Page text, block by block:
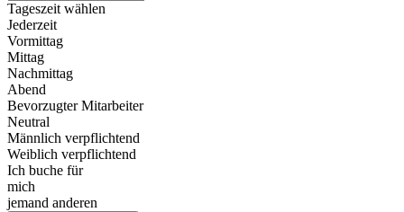
Tageszeit wählen
Jederzeit
Vormittag
Mittag
Nachmittag
Abend
Bevorzugter Mitarbeiter
Neutral
Männlich verpflichtend
Weiblich verpflichtend
Ich buche für
mich
jemand anderen